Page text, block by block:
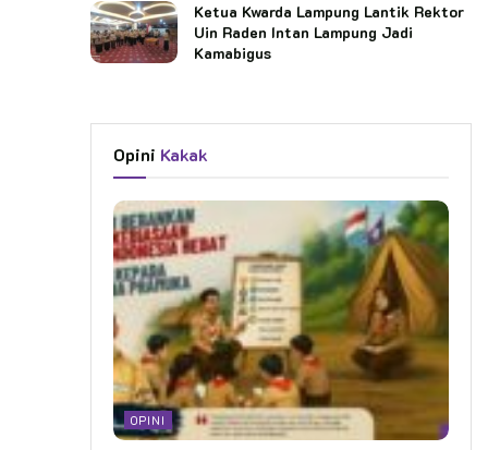
Ketua Kwarda Lampung Lantik Rektor
Uin Raden Intan Lampung Jadi
Kamabigus
Opini Kakak
OPINI